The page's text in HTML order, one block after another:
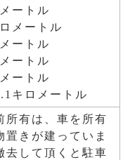
メートル
メートル
ートル
ートル
ートル
キロメートル
所有は、車を所有
置きが建っていま
去して頂くと駐車